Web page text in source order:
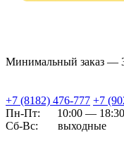
Минимальный заказ —
+7 (8182) 476-777 +7
Пн-Пт:
10:00 — 18:30
Сб-Вс:
выходные